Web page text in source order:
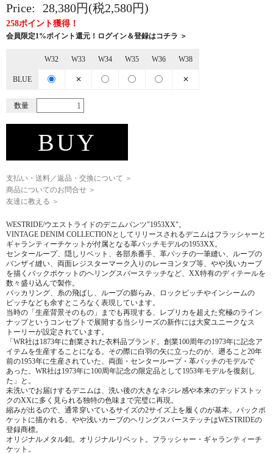
Price:
28,380円(税2,580円)
258ポイント獲得！
会員限定1%ポイント還元！ログイン＆登録はコチラ ＞
W32 W33 W34 W35 W36 W38
BLUE ✕ ✕
数量
BUY
支払い・送料／返品・交換について ＞
商品についてのお問合せ ＞
友達に教える ＞
WESTRIDE/ウエストライドのデニムパンツ"1953XX"。
VINTAGE DENIM COLLECTIONとしてリリースされるデニムはフラッシャーと
ギャランティーチケットが付属となる革パッチモデルの1953XX。
センターループ、隠しリベット、各部糸番手、革パッチの一筆縫い、ループの
バンザイ縫い、両面レジスターマーク入りのレーヨンタブ等、やや浅いカーブ
を描くバックポケットのヘリングスバーステッチなど、XX特有のディテールを
数々盛り込んで製作。
パッカリング、糸の飛ばし、ループの膨らみ、ロックピッチやインシームの
ピッチなども余すところなく表現しています。
当時の「生産背景そのもの」までも再現する、レプリカを超えた究極のライン
ナップというコンセプトで展開する当シリーズの新作には大変ユニークなス
トーリーが設定されています。
「WR社は1873年に創業された衣料品ブランド。創業100周年の1973年に記念ア
イテムを生産することになる。その際に白羽の矢に立ったのが、遡ること20年
前の1953年に生産されていた、両面・センターループ・革パッチのモデルで
あった。WR社は1973年に100周年記念の限定品として1953年モデルを復刻し
た」と。
未洗いでお届けするデニムは、洗い後の大きなネジレ感や本来のデッドストッ
クのXXに多く見られる独特の色味まで完璧に再現。
縮みが出るので、通常穿いているサイズの2サイズ上を履くのが基本。バックポ
ケットに描かれる、やや浅いカーブのヘリングスバーステッチはWESTRIDEの
登録商標。
オリジナルメタル釦。オリジナルリベット。フラッシャー・ギャランティーチ
ケット。